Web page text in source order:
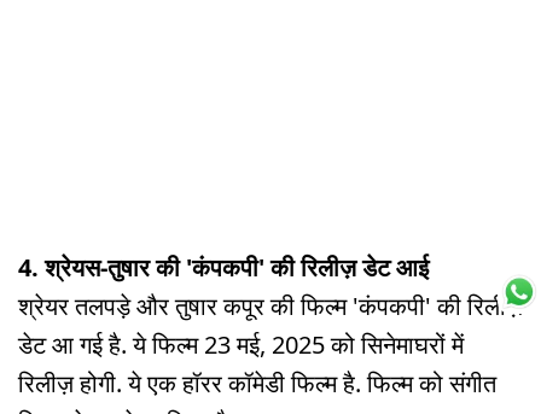
4. श्रेयस-तुषार की 'कंपकपी' की रिलीज़ डेट आई
श्रेयर तलपड़े और तुषार कपूर की फिल्म 'कंपकपी' की रिलीज़
डेट आ गई है. ये फिल्म 23 मई, 2025 को सिनेमाघरों में
रिलीज़ होगी. ये एक हॉरर कॉमेडी फिल्म है. फिल्म को संगीत